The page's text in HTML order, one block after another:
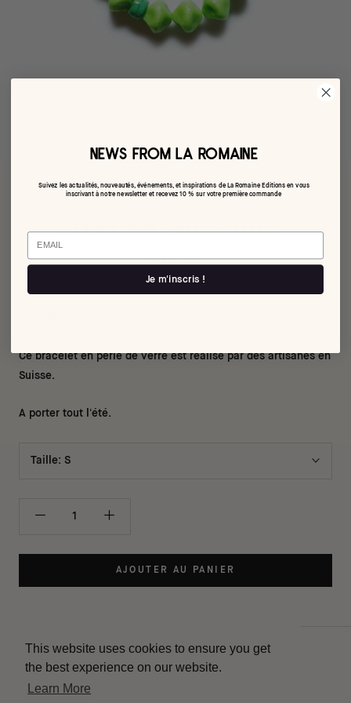
This website uses cookies to ensure you get
the best experience on our website.
Learn More
Le bracelet Classic Jurassic
€110,00
Ce bracelet en perle de verre est réalisé par des artisanes en
Suisse.
A porter tout l'été.
Taille: S
AJOUTER AU PANIER
Contact
Livraison
NEWS FROM LA ROMAINE
Suivez les actualités, nouveautés, événements, et inspirations de La Romaine Editions en vous
inscrivant à notre newsletter et recevez 10 % sur votre première commande
Email
Je m'inscris !